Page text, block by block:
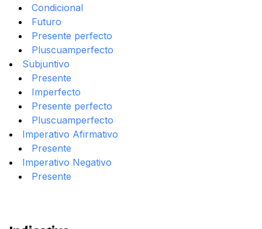
Condicional
Futuro
Presente perfecto
Pluscuamperfecto
Subjuntivo
Presente
Imperfecto
Presente perfecto
Pluscuamperfecto
Imperativo Afirmativo
Presente
Imperativo Negativo
Presente